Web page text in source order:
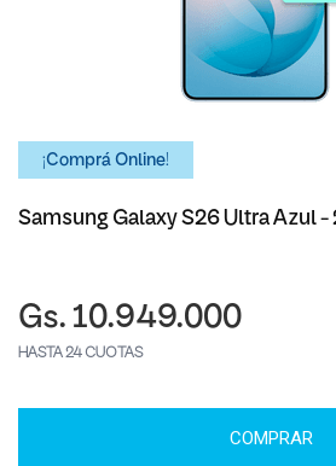
¡Comprá Online!
Samsung Galaxy S26 Ultra Azul -
Gs. 10.949.000
HASTA 24 CUOTAS
COMPRAR